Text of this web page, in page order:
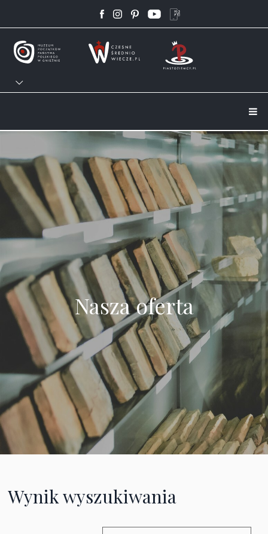
Nasza oferta
Wynik wyszukiwania